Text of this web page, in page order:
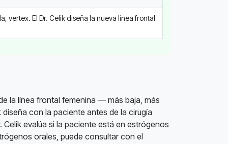
El Dr. Celik diseña la nueva línea frontal
la línea frontal femenina — más baja, más
con la paciente antes de la cirugía
evalúa si la paciente está en estrógenos
orales, puede consultar con el